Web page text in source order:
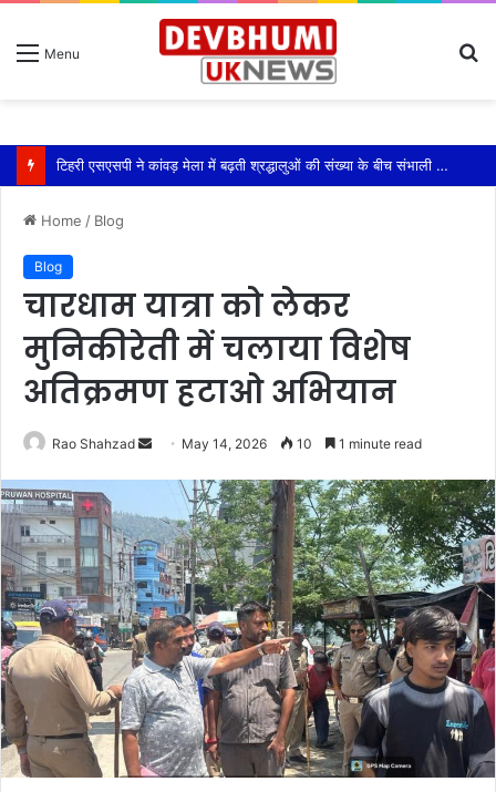
Menu
टिहरी एसएसपी ने कांवड़ मेला में बढ़ती श्रद्धालुओं की संख्या के बीच संभाली यातायात की कमान
Home / Blog
Blog
चारधाम यात्रा को लेकर
मुनिकीरेती में चलाया विशेष
अतिक्रमण हटाओ अभियान
Rao Shahzad
Send
email
May 14, 2026 10 1 minute read